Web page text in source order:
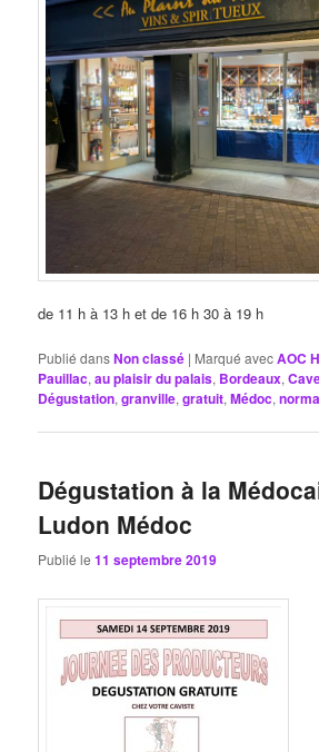
de 11 h à 13 h et de 16 h 30 à 19 h
Publié dansNon classé | Marqué avecAOC
Pauillac,au plaisir du palais, Bordeaux,
Dégustation,granville,gratuit,Médoc,
Dégustation à la
Ludon Médoc
Publié le11 septembre 2019